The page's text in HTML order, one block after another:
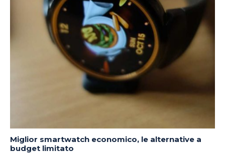
Miglior smartwatch economico, le alternative a
budget limitato